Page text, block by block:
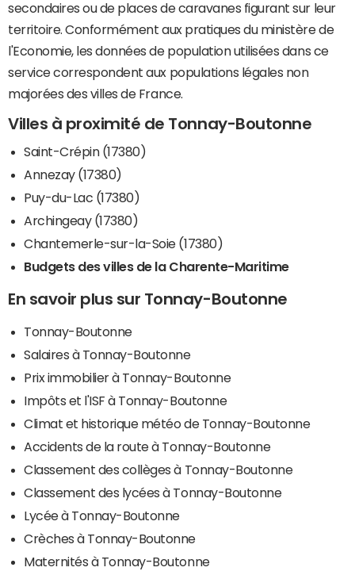
secondaires ou de places de caravanes figurant sur leur
territoire. Conformément aux pratiques du ministère de
l'Economie, les données de population utilisées dans ce
service correspondent aux populations légales non
majorées des villes de France.
Villes à proximité de Tonnay-Boutonne
Saint-Crépin (17380)
Annezay (17380)
Puy-du-Lac (17380)
Archingeay (17380)
Chantemerle-sur-la-Soie (17380)
Budgets des villes de la Charente-Maritime
En savoir plus sur Tonnay-Boutonne
Tonnay-Boutonne
Salaires à Tonnay-Boutonne
Prix immobilier à Tonnay-Boutonne
Impôts et l'ISF à Tonnay-Boutonne
Climat et historique météo de Tonnay-Boutonne
Accidents de la route à Tonnay-Boutonne
Classement des collèges à Tonnay-Boutonne
Classement des lycées à Tonnay-Boutonne
Lycée à Tonnay-Boutonne
Crèches à Tonnay-Boutonne
Maternités à Tonnay-Boutonne